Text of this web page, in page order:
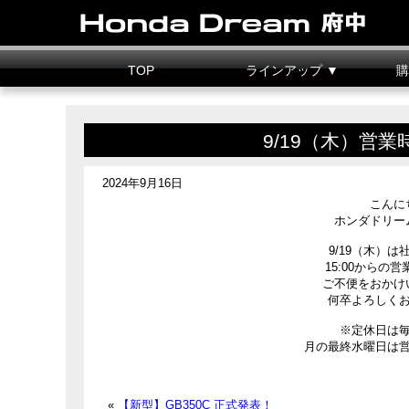
TOP ラインアップ ▼
9/19（木）営業
2024年9月16日
こんに
ホンダドリー
9/19（木）は
15:00からの営
ご不便をおか
何卒よろしく
※定休日は
月の最終水曜日は
« 【新型】GB350C 正式発表！